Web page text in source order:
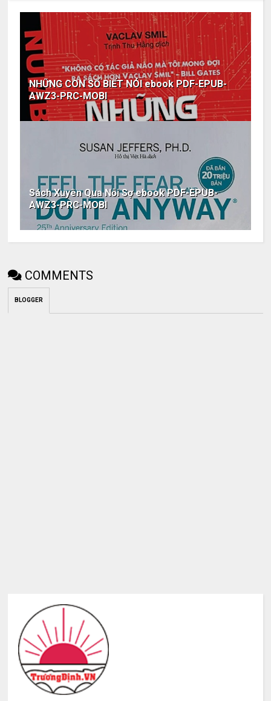
NHỮNG CON SỐ BIẾT NÓI ebook PDF-EPUB-
AWZ3-PRC-MOBI
Sách Xuyên Qua Nỗi Sợ ebook PDF-EPUB-
AWZ3-PRC-MOBI
COMMENTS
BLOGGER